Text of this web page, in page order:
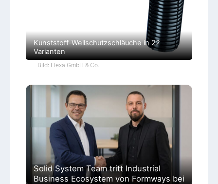
Kunststoff-Wellschutzschläuche in 22
Varianten
Bild: Flexa GmbH & Co.
Solid System Team tritt Industrial
Business Ecosystem von Formways bei